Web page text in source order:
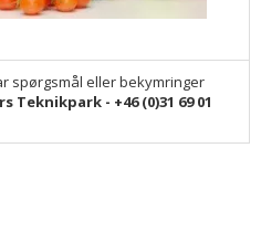
spørgsmål eller bekymringer
Teknikpark - +46 (0)31 69 01